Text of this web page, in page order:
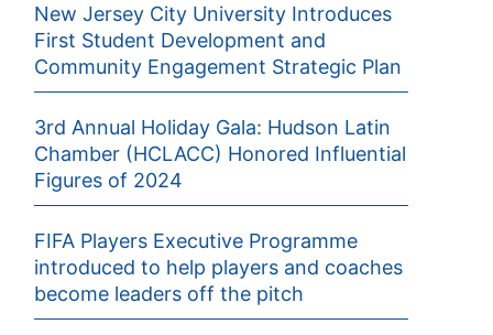
New Jersey City University Introduces
First Student Development and
Community Engagement Strategic Plan
3rd Annual Holiday Gala: Hudson Latin
Chamber (HCLACC) Honored Influential
Figures of 2024
FIFA Players Executive Programme
introduced to help players and coaches
become leaders off the pitch